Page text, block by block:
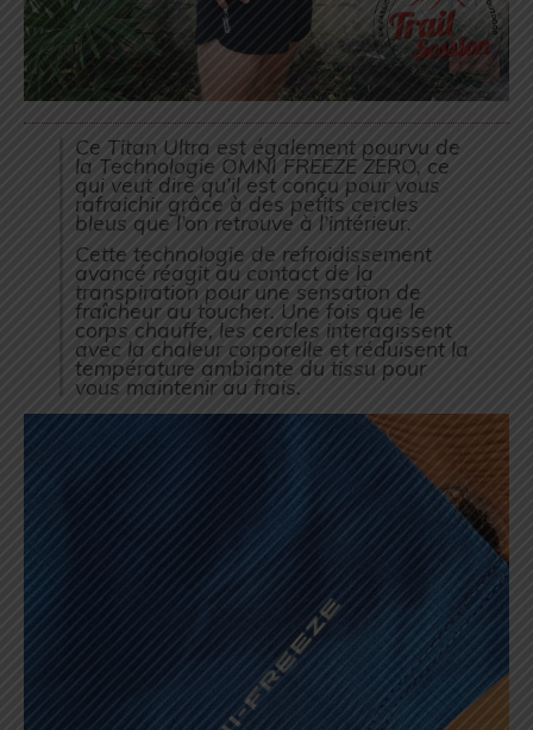
Ce Titan Ultra est également pourvu de
la Technologie OMNI FREEZE ZERO, ce
qui veut dire qu’il est conçu pour vous
rafraichir grâce à des petits cercles
bleus que l’on retrouve à l’intérieur.
Cette technologie de refroidissement
avancé réagit au contact de la
transpiration pour une sensation de
fraîcheur au toucher. Une fois que le
corps chauffe, les cercles interagissent
avec la chaleur corporelle et réduisent la
température ambiante du tissu pour
vous maintenir au frais.